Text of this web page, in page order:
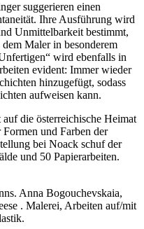
suggerieren einen
Ihre Ausführung wird
Unmittelbarkeit bestimmt,
Maler in besonderem
wird ebenfalls in
evident: Immer wieder
hinzugefügt, sodass
aufweisen kann.
die österreichische Heimat
und Farben der
bei Noack schuf der
und 50 Papierarbeiten.
Anna Bogouchevskaia,
. Malerei, Arbeiten auf/mit